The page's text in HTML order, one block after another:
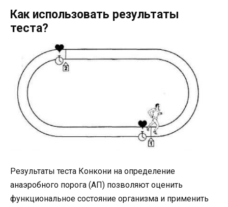
Как использовать результаты
теста?
Результаты теста Конкони на определение
анаэробного порога (АП) позволяют оценить
функциональное состояние организма и применить